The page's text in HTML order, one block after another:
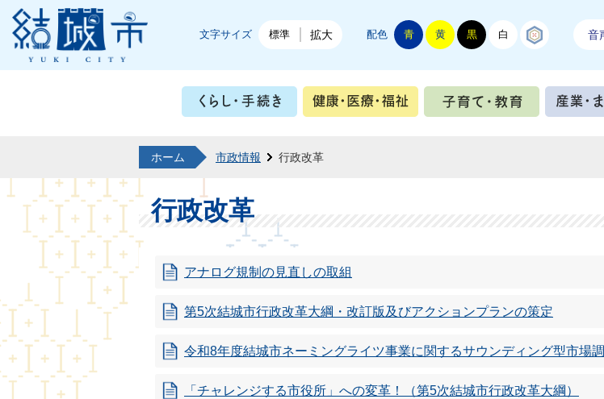
結城市公式ホームページ
文字サイズ 標準 拡大 配色 青 黄 黒 白 音
くらし・手続き 健康・医療・福祉 子育て・
ホーム 市政情報 行政改革
行政改革
アナログ規制の見直しの取組
第5次結城市行政改革大綱・改訂版及びアクションプランの策定
令和8年度結城市ネーミングライツ事業に関するサウンディング型市場
「チャレンジする市役所」への変革！（第5次結城市行政改革大綱）